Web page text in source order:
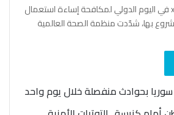
آفرين علو ـ xeber24.net في اليوم الدولي لمكافحة إساءة استعمال
بها، شدّدت منظمة الصحة العالمية